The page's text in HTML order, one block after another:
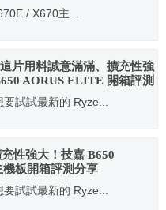
/ X670主...
片用料誠意滿滿、擴充性強
AORUS ELITE 開箱評測
試試最新的 Ryze...
性強大！技嘉 B650
板開箱評測分享
試試最新的 Ryze...